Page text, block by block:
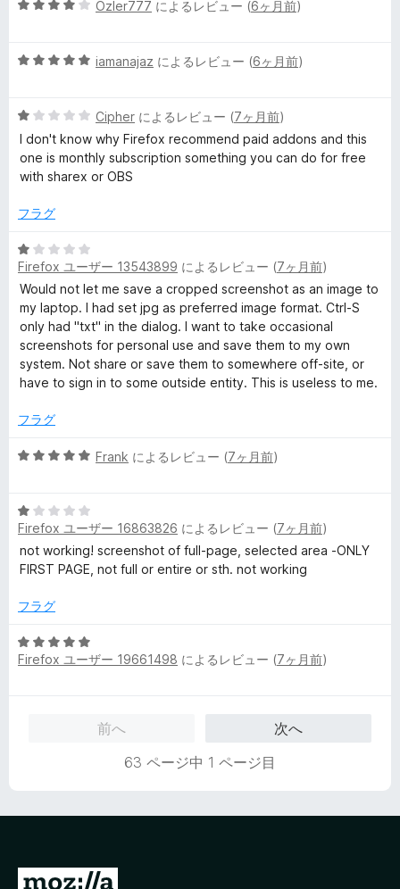
中
評
5
中
評
価
Ozler777 によるレビュー (6ヶ月前)
5
中
5
の
評
iamanajaz によるレビュー (6ヶ月前)
5
段
階
中
の
価
Cipher によるレビュー (7ヶ月前)
I don't know why Firefox recommend paid addons and this
one is monthly subscription something you can do for free
with sharex or OBS
フラグ
5
段
階
中
1
の
評
価
Firefox ユーザー 13543899 によるレビュー (7ヶ月前)
Would not let me save a cropped screenshot as an image to
my laptop. I had set jpg as preferred image format. Ctrl-S
only had "txt" in the dialog. I want to take occasional
screenshots for personal use and save them to my own
system. Not share or save them to somewhere off-site, or
have to sign in to some outside entity. This is useless to me.
フラグ
5
中
5
の
評
Frank によるレビュー (7ヶ月前)
5
段
階
中
の
価
Firefox ユーザー 16863826 によるレビュー (7ヶ月前)
not working! screenshot of full-page, selected area -ONLY
FIRST PAGE, not full or entire or sth. not working
フラグ
5
段
Firefox ユーザー 19661498 によるレビュー (7ヶ月前)
前へ
次へ
63 ページ中 1 ページ目
M